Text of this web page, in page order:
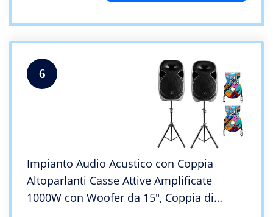
6
Impianto Audio Acustico con Coppia
Altoparlanti Casse Attive Amplificate
1000W con Woofer da 15″, Coppia di